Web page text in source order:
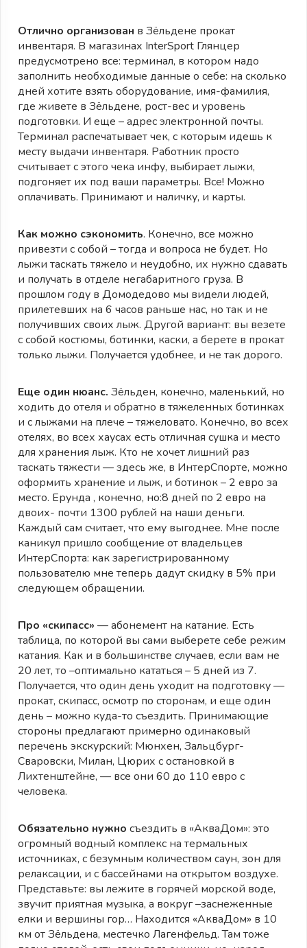
Отлично организован в Зёльдене прокат
инвентаря. В магазинах InterSport Глянцер
предусмотрено все: терминал, в котором надо
заполнить необходимые данные о себе: на сколько
дней хотите взять оборудование, имя-фамилия,
где живете в Зёльдене, рост-вес и уровень
подготовки. И еще – адрес электронной почты.
Терминал распечатывает чек, с которым идешь к
месту выдачи инвентаря. Работник просто
считывает с этого чека инфу, выбирает лыжи,
подгоняет их под ваши параметры. Все! Можно
оплачивать. Принимают и наличку, и карты.
Как можно сэкономить. Конечно, все можно
привезти с собой – тогда и вопроса не будет. Но
лыжи таскать тяжело и неудобно, их нужно сдавать
и получать в отделе негабаритного груза. В
прошлом году в Домодедово мы видели людей,
прилетевших на 6 часов раньше нас, но так и не
получивших своих лыж. Другой вариант: вы везете
с собой костюмы, ботинки, каски, а берете в прокат
только лыжи. Получается удобнее, и не так дорого.
Еще один нюанс. Зёльден, конечно, маленький, но
ходить до отеля и обратно в тяжеленных ботинках
и с лыжами на плече – тяжеловато. Конечно, во всех
отелях, во всех хаусах есть отличная сушка и место
для хранения лыж. Кто не хочет лишний раз
таскать тяжести — здесь же, в ИнтерСпорте, можно
оформить хранение и лыж, и ботинок – 2 евро за
место. Ерунда , конечно, но:8 дней по 2 евро на
двоих- почти 1300 рублей на наши деньги.
Каждый сам считает, что ему выгоднее. Мне после
каникул пришло сообщение от владельцев
ИнтерСпорта: как зарегистрированному
пользователю мне теперь дадут скидку в 5% при
следующем обращении.
Про «скипасс» — абонемент на катание. Есть
таблица, по которой вы сами выберете себе режим
катания. Как и в большинстве случаев, если вам не
20 лет, то –оптимально кататься – 5 дней из 7.
Получается, что один день уходит на подготовку —
прокат, скипасс, осмотр по сторонам, и еще один
день – можно куда-то съездить. Принимающие
стороны предлагают примерно одинаковый
перечень экскурский: Мюнхен, Зальцбург-
Сваровски, Милан, Цюрих с остановкой в
Лихтенштейне, — все они 60 до 110 евро с
человека.
Обязательно нужно съездить в «АкваДом»: это
огромный водный комплекс на термальных
источниках, с безумным количеством саун, зон для
релаксации, и с бассейнами на открытом воздухе.
Представьте: вы лежите в горячей морской воде,
звучит приятная музыка, а вокруг –заснеженные
елки и вершины гор… Находится «АкваДом» в 10
км от Зёльдена, местечко Лагенфельд. Там тоже